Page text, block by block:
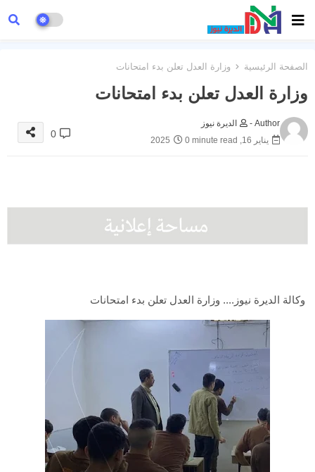
الصفحة الرئيسية وزارة العدل تعلن بدء امتحانات
وزارة العدل تعلن بدء امتحانات
Author -
الديرة نيوز
يناير 16, 2025
0 minute read
0
وكالة الديرة نيوز.... وزارة العدل تعلن بدء امتحانات